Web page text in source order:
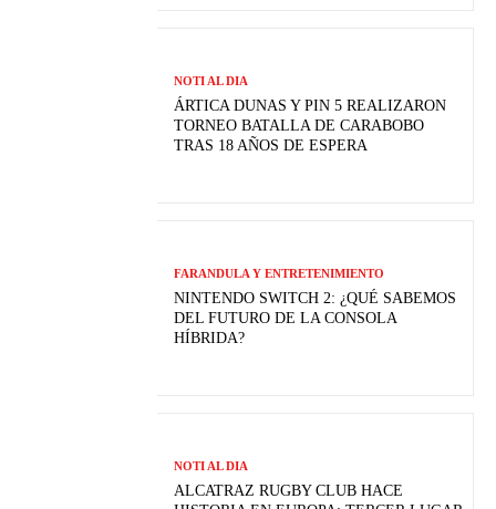
NOTI AL DIA
ÁRTICA DUNAS Y PIN 5 REALIZARON
TORNEO BATALLA DE CARABOBO
TRAS 18 AÑOS DE ESPERA
FARANDULA Y ENTRETENIMIENTO
NINTENDO SWITCH 2: ¿QUÉ SABEMOS
DEL FUTURO DE LA CONSOLA
HÍBRIDA?
NOTI AL DIA
ALCATRAZ RUGBY CLUB HACE